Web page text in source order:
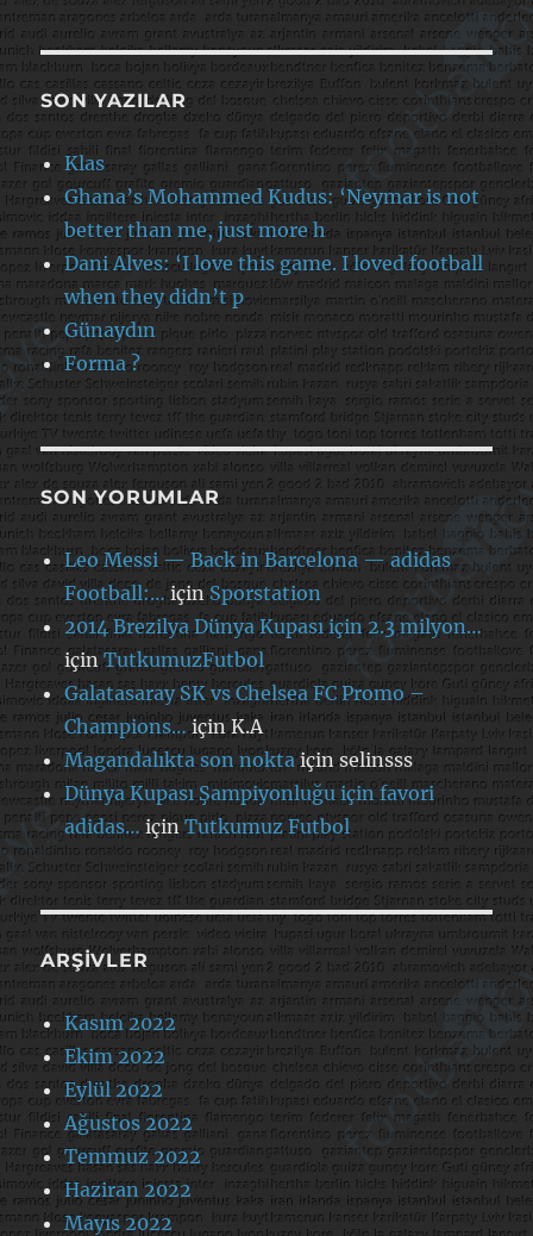
SON YAZILAR
Klas
Ghana’s Mohammed Kudus: ‘Neymar is not
better than me, just more h
Dani Alves: ‘I love this game. I loved football
when they didn’t p
Günaydın
Forma ?
SON YORUMLAR
Leo Messi — Back in Barcelona — adidas
Football:…içinSporstation
2014 Brezilya Dünya Kupası için 2.3 milyon…
içinTutkumuzFutbol
Galatasaray SK vs Chelsea FC Promo –
Champions…içinK.A
Magandalıkta son nokta içinselinsss
Dünya Kupası Şampiyonluğu için favori
adidas… içinTutkumuz Futbol
ARŞIVLER
Kasım 2022
Ekim 2022
Eylül 2022
Ağustos 2022
Temmuz 2022
Haziran 2022
Mayıs 2022